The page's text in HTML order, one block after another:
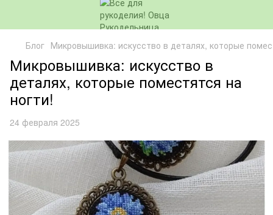
Блог Микровышивка: искусство в деталях, которые
Микровышивка: искусство в
деталях, которые поместятся на
ногти!
24 февраля 2025